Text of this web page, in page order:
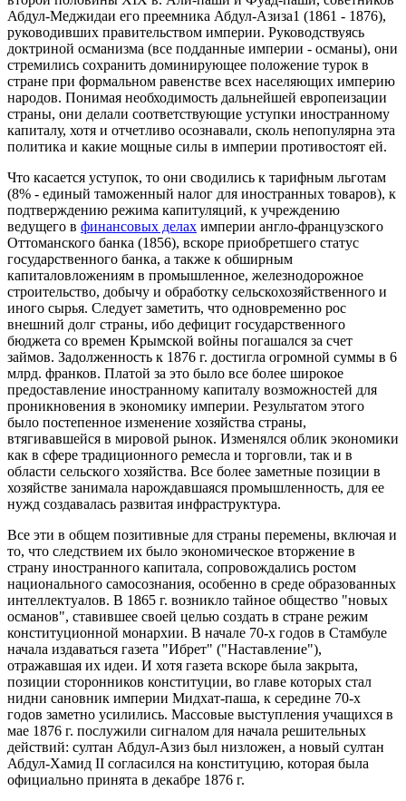
Абдул-Меджидаи его преемника Абдул-Азиза1 (1861 - 1876),
руководивших правительством империи. Руководствуясь
доктриной османизма (все подданные империи - османы), они
стремились сохранить доминирующее положение турок в
стране при формальном равенстве всех населяющих империю
народов. Понимая необходимость дальнейшей европеизации
страны, они делали соответствующие уступки иностранному
капиталу, хотя и отчетливо осознавали, сколь непопулярна эта
политика и какие мощные силы в империи противостоят ей.
Что касается уступок, то они сводились к тарифным льготам
(8% - единый таможенный налог для иностранных товаров), к
подтверждению режима капитуляций, к учреждению
ведущего в финансовых делах империи англо-французского
Оттоманского банка (1856), вскоре приобретшего статус
государственного банка, а также к обширным
капиталовложениям в промышленное, железнодорожное
строительство, добычу и обработку сельскохозяйственного и
иного сырья. Следует заметить, что одновременно рос
внешний долг страны, ибо дефицит государственного
бюджета со времен Крымской войны погашался за счет
займов. Задолженность к 1876 г. достигла огромной суммы в 6
млрд. франков. Платой за это было все более широкое
предоставление иностранному капиталу возможностей для
проникновения в экономику империи. Результатом этого
было постепенное изменение хозяйства страны,
втягивавшейся в мировой рынок. Изменялся облик экономики
как в сфере традиционного ремесла и торговли, так и в
области сельского хозяйства. Все более заметные позиции в
хозяйстве занимала нарождавшаяся промышленность, для ее
нужд создавалась развитая инфраструктура.
Все эти в общем позитивные для страны перемены, включая и
то, что следствием их было экономическое вторжение в
страну иностранного капитала, сопровождались ростом
национального самосознания, особенно в среде образованных
интеллектуалов. В 1865 г. возникло тайное общество "новых
османов", ставившее своей целью создать в стране режим
конституционной монархии. В начале 70-х годов в Стамбуле
начала издаваться газета "Ибрет" ("Наставление"),
отражавшая их идеи. И хотя газета вскоре была закрыта,
позиции сторонников конституции, во главе которых стал
нидни сановник империи Мидхат-паша, к середине 70-х
годов заметно усилились. Массовые выступления учащихся в
мае 1876 г. послужили сигналом для начала решительных
действий: султан Абдул-Азиз был низложен, а новый султан
Абдул-Хамид II согласился на конституцию, которая была
официально принята в декабре 1876 г.